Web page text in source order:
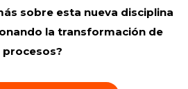
sobre esta nueva disciplina
la transformación de
procesos?